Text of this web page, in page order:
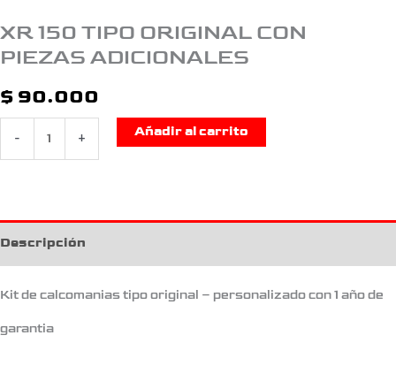
XR 150 TIPO ORIGINAL CON
PIEZAS ADICIONALES
$ 90.000
- +
Añadir al carrito
Descripción
Kit de calcomanias tipo original – personalizado con 1 año de
garantia